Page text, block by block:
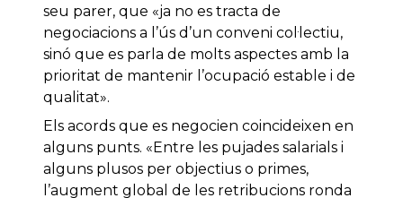
seu parer, que «ja no es tracta de
negociacions a l’ús d’un conveni col·lectiu,
sinó que es parla de molts aspectes amb la
prioritat de mantenir l’ocupació estable i de
qualitat».
Els acords que es negocien coincideixen en
alguns punts. «Entre les pujades salarials i
alguns plusos per objectius o primes,
l’augment global de les retribucions ronda